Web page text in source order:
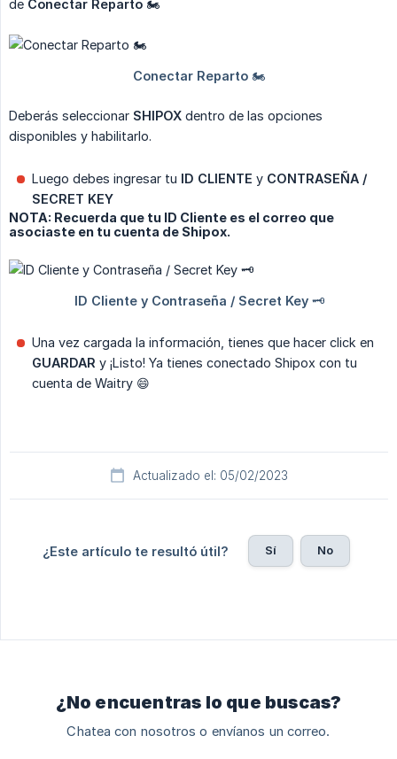
de Conectar Reparto 🏍️​
Deberás seleccionar SHIPOX dentro de las opciones
disponibles y habilitarlo.
Luego debes ingresar tu ID CLIENTE y CONTRASEÑA /
SECRET KEY
NOTA: Recuerda que tu ID Cliente es el correo que
asociaste en tu cuenta de Shipox.
Una vez cargada la información, tienes que hacer click en
GUARDAR y ¡Listo! Ya tienes conectado Shipox con tu
cuenta de Waitry 😄​
Actualizado el: 05/02/2023
¿Este artículo te resultó útil? Sí No
¿No encuentras lo que buscas?
Chatea con nosotros o envíanos un correo.